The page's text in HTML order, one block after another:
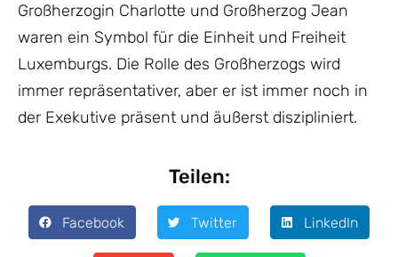
Großherzogin Charlotte und Großherzog Jean
waren ein Symbol für die Einheit und Freiheit
Luxemburgs. Die Rolle des Großherzogs wird
immer repräsentativer, aber er ist immer noch in
der Exekutive präsent und äußerst diszipliniert.
Teilen:
Facebook Twitter LinkedIn